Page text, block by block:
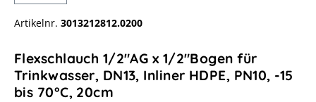
Artikelnr. 3013212812.0200
Flexschlauch 1/2"AG x 1/2"Bogen für
Trinkwasser, DN13, Inliner HDPE, PN10, -15
bis 70°C, 20cm